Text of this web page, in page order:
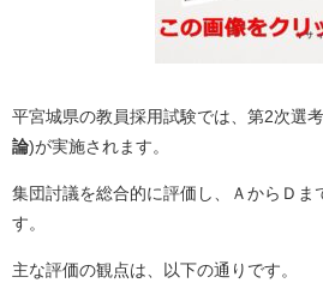
平宮城県の教員採用試験では、第2次選考
論)が実施されます。
集団討議を総合的に評価し、ＡからＤま
す。
主な評価の観点は、以下の通りです。